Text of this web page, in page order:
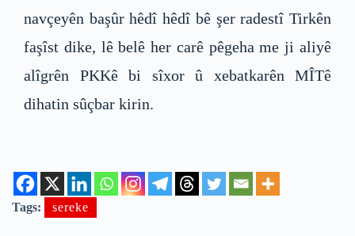
navçeyên başûr hêdî hêdî bê şer radestî Tirkên
faşîst dike, lê belê her carê pêgeha me ji aliyê
alîgrên PKKê bi sîxor û xebatkarên MÎTê
dihatin sûçbar kirin.
Tags: sereke